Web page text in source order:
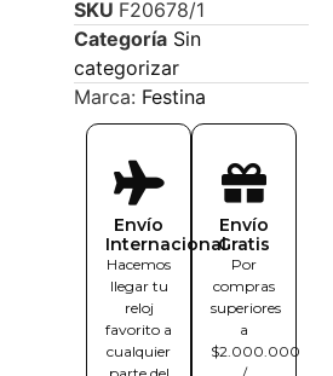
SKU F20678/1
Categoría Sin
categorizar
Marca: Festina
Envío
Internacional
Hacemos
llegar tu
reloj
favorito a
cualquier
Envío
Gratis
Por
compras
superiores
a
$2.000.000